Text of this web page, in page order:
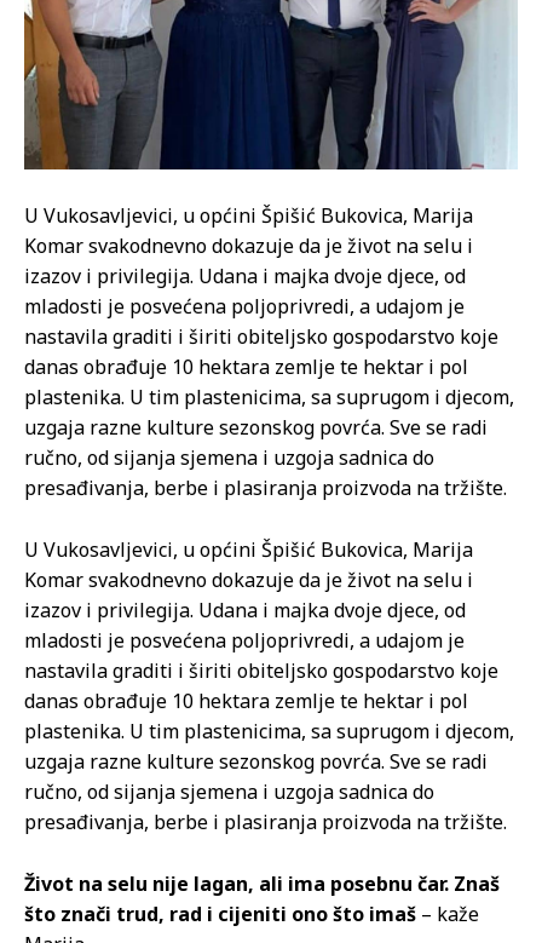
U Vukosavljevici, u općini Špišić Bukovica, Marija
Komar svakodnevno dokazuje da je život na selu i
izazov i privilegija. Udana i majka dvoje djece, od
mladosti je posvećena poljoprivredi, a udajom je
nastavila graditi i širiti obiteljsko gospodarstvo koje
danas obrađuje 10 hektara zemlje te hektar i pol
plastenika. U tim plastenicima, sa suprugom i djecom,
uzgaja razne kulture sezonskog povrća. Sve se radi
ručno, od sijanja sjemena i uzgoja sadnica do
presađivanja, berbe i plasiranja proizvoda na tržište.
U Vukosavljevici, u općini Špišić Bukovica, Marija
Komar svakodnevno dokazuje da je život na selu i
izazov i privilegija. Udana i majka dvoje djece, od
mladosti je posvećena poljoprivredi, a udajom je
nastavila graditi i širiti obiteljsko gospodarstvo koje
danas obrađuje 10 hektara zemlje te hektar i pol
plastenika. U tim plastenicima, sa suprugom i djecom,
uzgaja razne kulture sezonskog povrća. Sve se radi
ručno, od sijanja sjemena i uzgoja sadnica do
presađivanja, berbe i plasiranja proizvoda na tržište.
Život na selu nije lagan, ali ima posebnu čar. Znaš
što znači trud, rad i cijeniti ono što imaš – kaže